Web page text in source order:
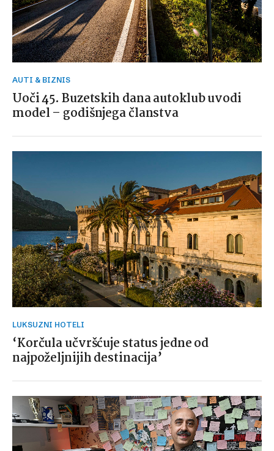
AUTI & BIZNIS
Uoči 45. Buzetskih dana autoklub uvodi
model – godišnjega članstva
LUKSUZNI HOTELI
‘Korčula učvršćuje status jedne od
najpoželjnijih destinacija’